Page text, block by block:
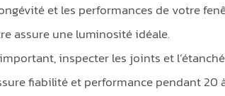
et les performances de votre
assure une luminosité idéale.
inspecter les joints et
fiabilité et performance pendant 20